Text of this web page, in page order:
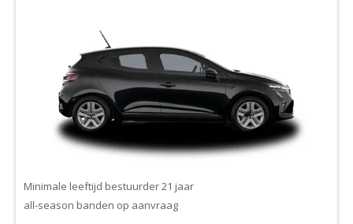
Minimale leeftijd bestuurder 21 jaar
all-season banden op aanvraag